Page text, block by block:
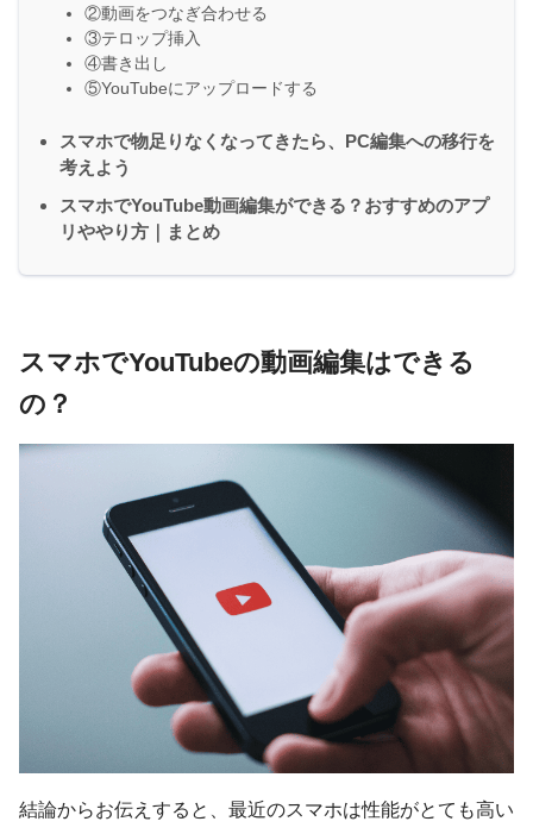
②動画をつなぎ合わせる
③テロップ挿入
④書き出し
⑤YouTubeにアップロードする
スマホで物足りなくなってきたら、PC編集への移行を
考えよう
スマホでYouTube動画編集ができる？おすすめのアプ
リややり方｜まとめ
スマホでYouTubeの動画編集はできる
の？
結論からお伝えすると、最近のスマホは性能がとても高い